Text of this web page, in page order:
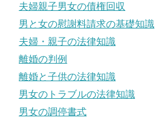
夫婦親子男女の債権回収
男と女の慰謝料請求の基礎知識
夫婦・親子の法律知識
離婚の判例
離婚と子供の法律知識
男女のトラブルの法律知識
男女の調停書式